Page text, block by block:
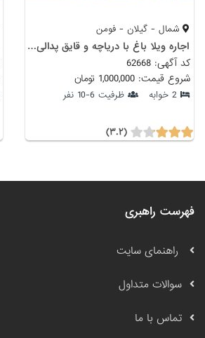
شمال - گیلان - فومن
اجاره ویلا باغ با دریاچه و قایق پدالی دربست
کد آگهی: 62668
شروع قیمت: 1,000,000 تومان
2 خوابه ظرفیت 6-10 نفر
(۳.۲)
فهرست راهبری
راهنمای سایت
سوالات متداول
تماس با ما